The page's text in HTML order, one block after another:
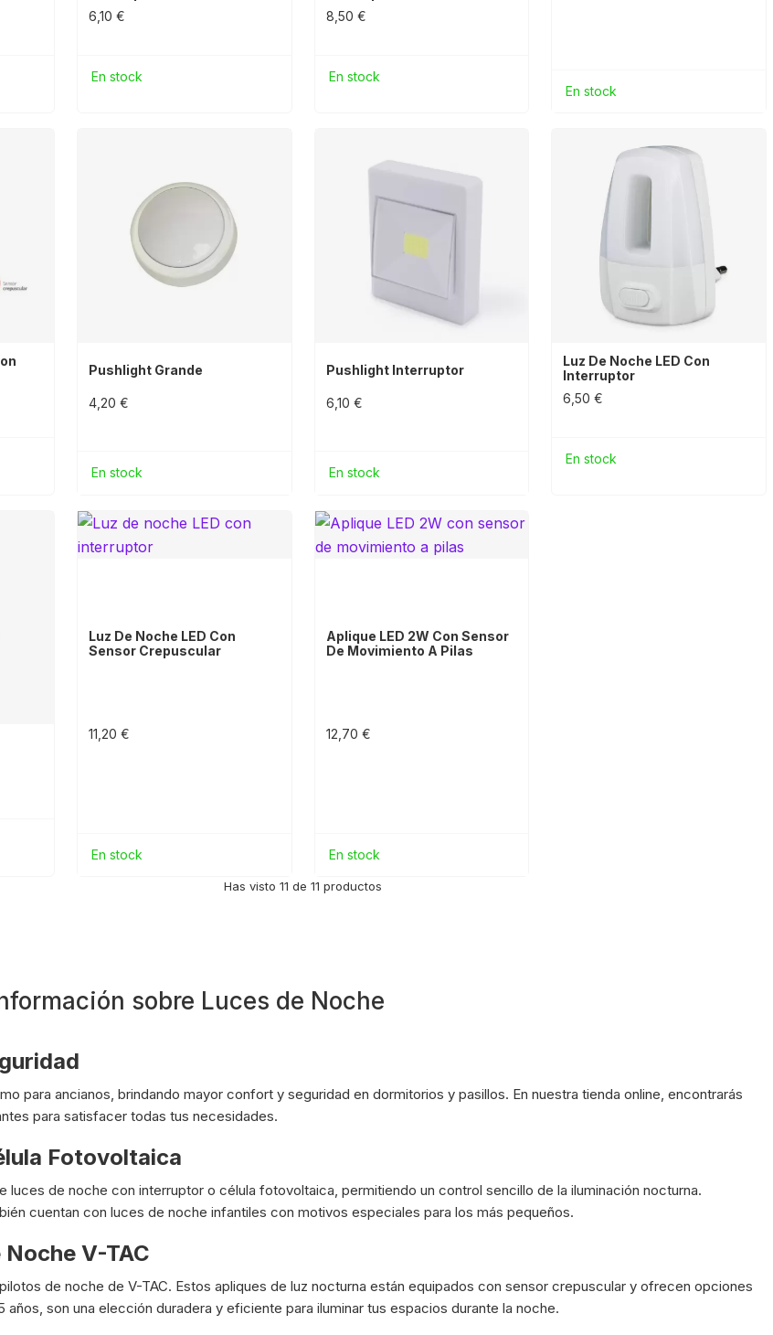
6,10 €
En stock
8,50 €
En stock
En stock
Pushlight Grande
4,20 €
En stock
Pushlight Interruptor
6,10 €
En stock
Luz De Noche LED Con
Interruptor
6,50 €
En stock
Luz De Noche LED Con
Sensor Crepuscular
11,20 €
En stock
Aplique LED 2W Con Sensor
De Movimiento A Pilas
12,70 €
En stock
Has visto 11 de 11 productos
sobre Luces de Noche
para ancianos, brindando mayor confort y seguridad en dormitorios y pasillos. En nuestra tienda online, encontrarás
para satisfacer todas tus necesidades.
Fotovoltaica
de noche con interruptor o célula fotovoltaica, permitiendo un control sencillo de la iluminación nocturna.
cuentan con luces de noche infantiles con motivos especiales para los más pequeños.
V-TAC
de noche de V-TAC. Estos apliques de luz nocturna están equipados con sensor crepuscular y ofrecen opciones
son una elección duradera y eficiente para iluminar tus espacios durante la noche.